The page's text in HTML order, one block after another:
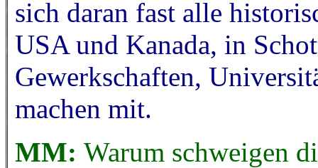
sich daran fast alle
USA und Kanada, in
Gewerkschaften,
machen mit.
MM: Warum schweigen